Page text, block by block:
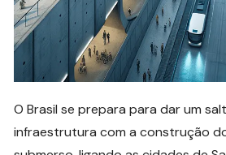
O Brasil se prepara para dar um
infraestrutura com a construção